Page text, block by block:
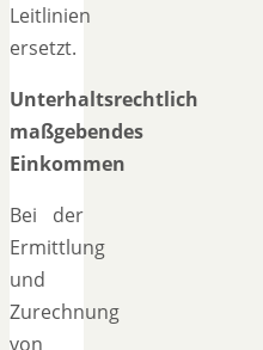
Leitlinien
ersetzt.
Unterhaltsrechtlich
maßgebendes
Einkommen
Bei der
Ermittlung
und
Zurechnung
von